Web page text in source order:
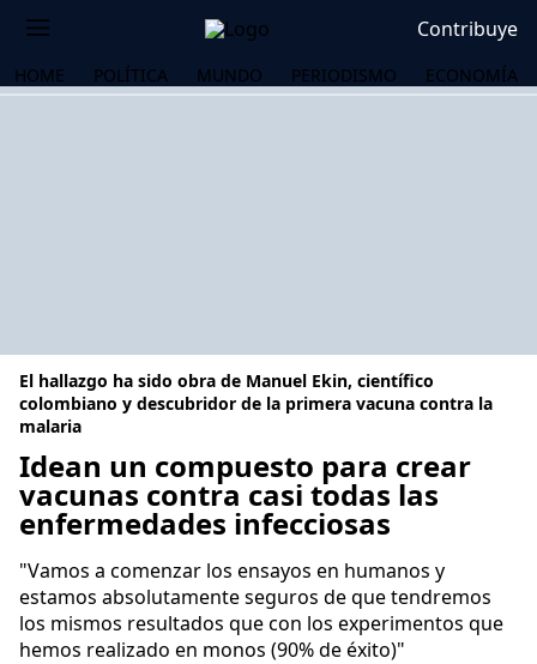
Contribuye
HOME POLÍTICA MUNDO PERIODISMO ECONOMÍA
El hallazgo ha sido obra de Manuel Ekin, científico
colombiano y descubridor de la primera vacuna contra la
malaria
Idean un compuesto para crear
vacunas contra casi todas las
enfermedades infecciosas
"Vamos a comenzar los ensayos en humanos y
estamos absolutamente seguros de que tendremos
los mismos resultados que con los experimentos que
hemos realizado en monos (90% de éxito)"